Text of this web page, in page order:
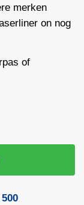
merken
on nog
of